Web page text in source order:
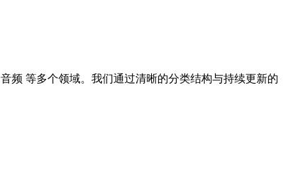
频 等多个领域。我们通过清晰的分类结构与持续更新的